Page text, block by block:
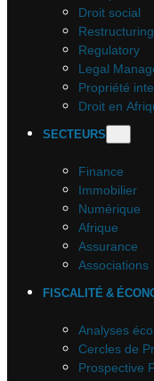
Droit social
Restructuring
Regulatory
Legal
Propriété
Droit en
SECTEURS
Finance
Immobilier
Numérique
Afrique
Assurance
Associations
FISCALITÉ &
Analyses
Cercles de
Prospective